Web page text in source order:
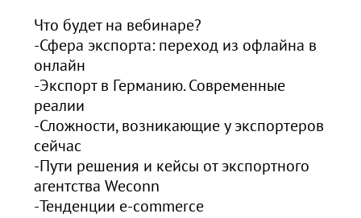
Что будет на вебинаре?
-Сфера экспорта: переход из офлайна в
онлайн
-Экспорт в Германию. Современные
реалии
-Сложности, возникающие у экспортеров
сейчас
-Пути решения и кейсы от экспортного
агентства Weconn
-Тенденции e-commerce